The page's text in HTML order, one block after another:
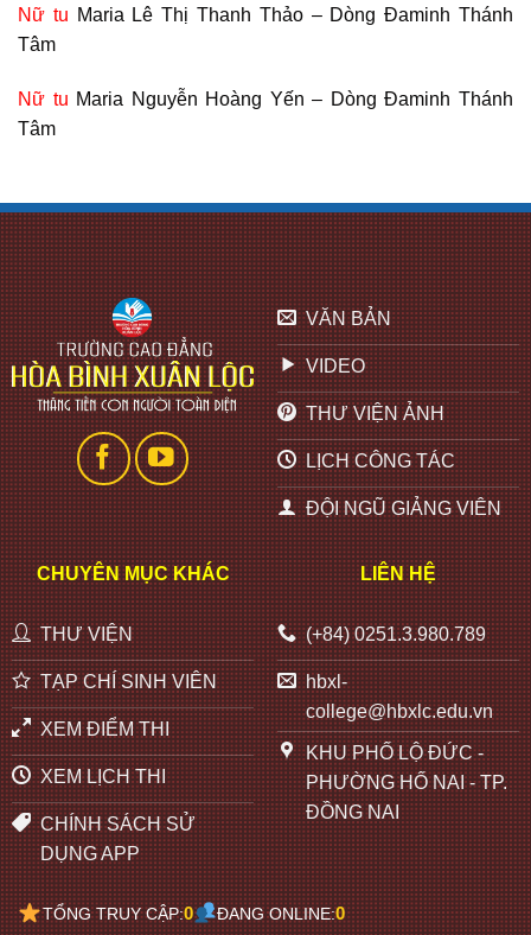
Nữ tu Maria Lê Thị Thanh Thảo – Dòng Đaminh Thánh
Tâm
Nữ tu Maria Nguyễn Hoàng Yến – Dòng Đaminh Thánh
Tâm
VĂN BẢN
VIDEO
THƯ VIỆN ẢNH
LỊCH CÔNG TÁC
ĐỘI NGŨ GIẢNG VIÊN
CHUYÊN MỤC KHÁC
THƯ VIỆN
TẠP CHÍ SINH VIÊN
XEM ĐIỂM THI
XEM LỊCH THI
CHÍNH SÁCH SỬ
DỤNG APP
LIÊN HỆ
(+84) 0251.3.980.789
hbxl-
college@hbxlc.edu.vn
KHU PHỐ LỘ ĐỨC -
PHƯỜNG HỐ NAI - TP.
ĐỒNG NAI
TỔNG TRUY CẬP:0 ĐANG ONLINE:0